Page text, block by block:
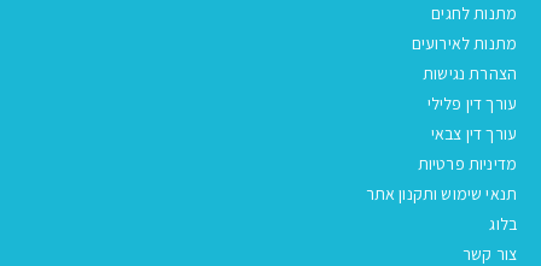
מתנות לחגים
מתנות לאירועים
הצהרת נגישות
עורך דין פלילי
עורך דין צבאי
מדיניות פרטיות
תנאי שימוש ותקנון אתר
בלוג
צור קשר